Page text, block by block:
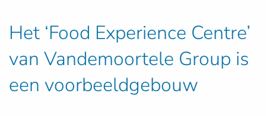
Het ‘Food Experience Centre’
van Vandemoortele Group is
een voorbeeldgebouw